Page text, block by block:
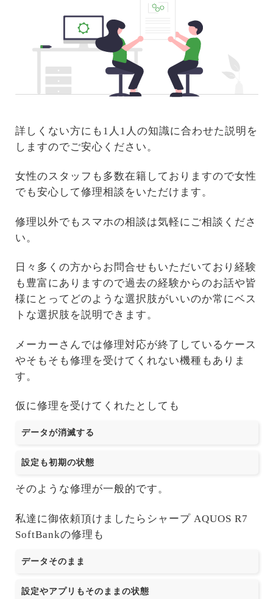
詳しくない方にも1人1人の知識に合わせた説明を
しますのでご安心ください。
女性のスタッフも多数在籍しておりますので女性
でも安心して修理相談をいただけます。
修理以外でもスマホの相談は気軽にご相談くださ
い。
日々多くの方からお問合せもいただいており経験
も豊富にありますので過去の経験からのお話や皆
様にとってどのような選択肢がいいのか常にベス
トな選択肢を説明できます。
メーカーさんでは修理対応が終了しているケース
やそもそも修理を受けてくれない機種もありま
す。
仮に修理を受けてくれたとしても
データが消滅する
設定も初期の状態
そのような修理が一般的です。
私達に御依頼頂けましたらシャープ AQUOS R7
SoftBankの修理も
データそのまま
設定やアプリもそのままの状態